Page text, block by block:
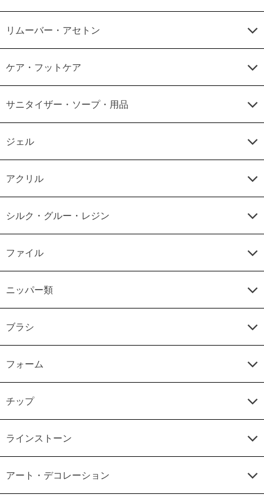
リムーバー・アセトン
ケア・フットケア
サニタイザー・ソープ・用品
ジェル
アクリル
シルク・グルー・レジン
ファイル
ニッパー類
ブラシ
フォーム
チップ
ラインストーン
アート・デコレーション